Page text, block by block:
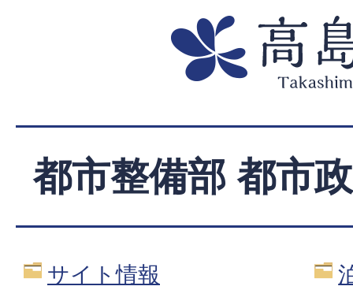
都市整備部 都市
サイト情報